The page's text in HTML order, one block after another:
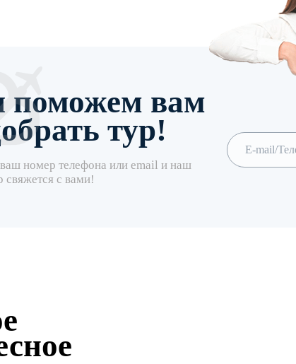
вам
тур!
ваш номер телефона или email и наш
свяжется с вами!